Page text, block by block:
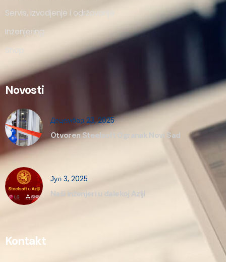
Servis, izvodjenje i održavanje
Inženjering
Shop
Novosti
Децембар 23, 2025
Otvoren Steelsoft Ogranak Novi Sad
Јул 3, 2025
Naši inženjeri u dalekoj Aziji
Kontakt